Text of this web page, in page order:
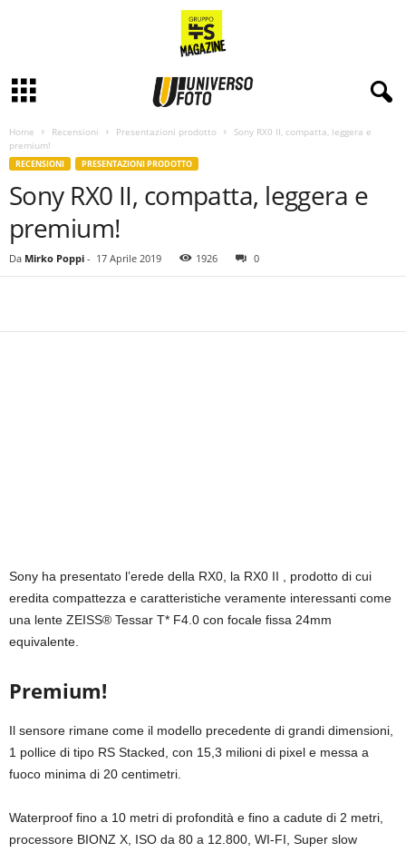
Home Recensioni Presentazioni prodotto
Sony RX0 II, compatta, leggera e
premium!
RECENSIONI PRESENTAZIONI PRODOTTO
Sony RX0 II, compatta, leggera e
premium!
Da Mirko Poppi - 17 Aprile 2019 1926 0
Sony ha presentato l’erede della RX0, la RX0 II , prodotto di cui
eredita compattezza e caratteristiche veramente interessanti come
una lente ZEISS® Tessar T* F4.0 con focale fissa 24mm
equivalente.
Premium!
Il sensore rimane come il modello precedente di grandi dimensioni,
1 pollice di tipo RS Stacked, con 15,3 milioni di pixel e messa a
fuoco minima di 20 centimetri.
Waterproof fino a 10 metri di profondità e fino a cadute di 2 metri,
processore BIONZ X, ISO da 80 a 12.800, WI-FI, Super slow